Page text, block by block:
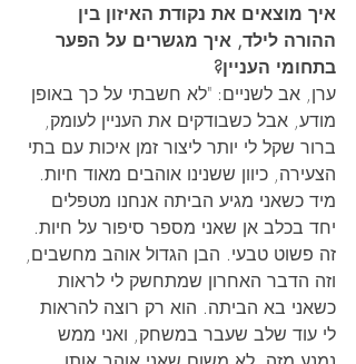
איך מוצאים את נקודת האיזון בין
ההורה לילד, איך מגשרים על הפער
בתחומי העניין?
ערן, אב לשניים: "לא חשבתי על כך באופן
מודע, אבל כשבודקים את העניין לעומק,
ברור שקל לי יותר ליצור זמן איכות עם בתי
הצעירה, כיוון ששנינו אוהבים מאוד חיות.
מיד כשאני מגיע הביתה אנחנו מטפלים
יחד בכלב אן שאני מספר סיפור על חיות.
זה פשוט טבעי. הבן הגדול אוהב מחשבים,
וזה הדבר האחרון שמתחשק לי לראות
כשאני בא הביתה. הוא רק רוצה להראות
לי עוד שלב שעבר במשחק, ואני ממש